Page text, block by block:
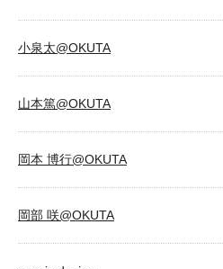
小泉太@OKUTA
山本篤@OKUTA
岡本 博行@OKUTA
岡部 咲@OKUTA